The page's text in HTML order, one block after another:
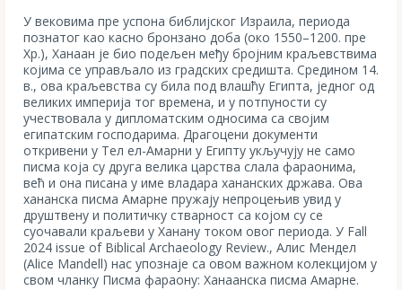
У вековима пре успона библијског Израила, периода
познатог као касно бронзано доба (око 1550–1200. пре
Хр.), Ханаан је био подељен међу бројним краљевствима
којима се управљало из градских средишта. Средином 14.
в., ова краљевства су била под влашћу Египта, једног од
великих империја тог времена, и у потпуности су
учествовала у дипломатским односима са својим
египатским господарима. Драгоцени документи
откривени у Тел ел-Амарни у Египту укључују не само
писма која су друга велика царства слала фараонима,
већ и она писана у име владара хананских држава. Ова
хананска писма Амарне пружају непроцењив увид у
друштвену и политичку стварност са којом су се
суочавали краљеви у Ханану током овог периода. У Fall
2024 issue of Biblical Archaeology Review., Алис Мендел
(Alice Mandell) нас упознаје са овом важном колекцијом у
свом чланку Писма фараону: Ханаанска писма Амарне.